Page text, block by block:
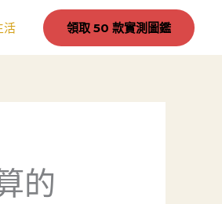
活 領取 50 款實測圖鑑
的